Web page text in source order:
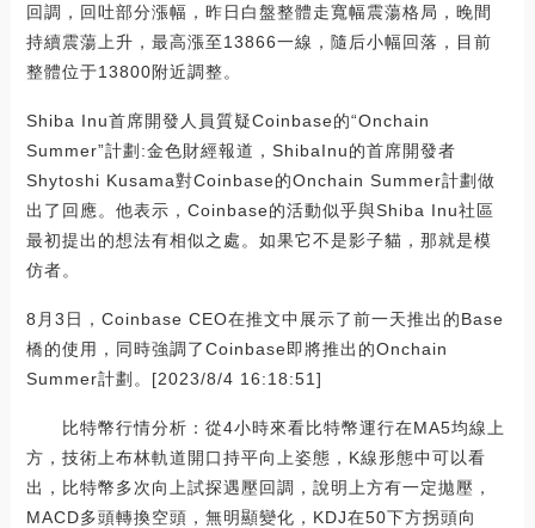
回調，回吐部分漲幅，昨日白盤整體走寬幅震蕩格局，晚間
持續震蕩上升，最高漲至13866一線，隨后小幅回落，目前
整體位于13800附近調整。
Shiba Inu首席開發人員質疑Coinbase的“Onchain
Summer”計劃:金色財經報道，ShibaInu的首席開發者
Shytoshi Kusama對Coinbase的Onchain Summer計劃做
出了回應。他表示，Coinbase的活動似乎與Shiba Inu社區
最初提出的想法有相似之處。如果它不是影子貓，那就是模
仿者。
8月3日，Coinbase CEO在推文中展示了前一天推出的Base
橋的使用，同時強調了Coinbase即將推出的Onchain
Summer計劃。[2023/8/4 16:18:51]
比特幣行情分析：從4小時來看比特幣運行在MA5均線上
方，技術上布林軌道開口持平向上姿態，K線形態中可以看
出，比特幣多次向上試探遇壓回調，說明上方有一定拋壓，
MACD多頭轉換空頭，無明顯變化，KDJ在50下方拐頭向